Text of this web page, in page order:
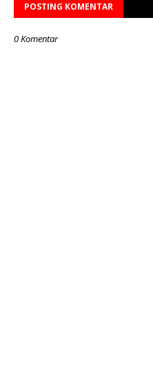
POSTING KOMENTAR
0 Komentar